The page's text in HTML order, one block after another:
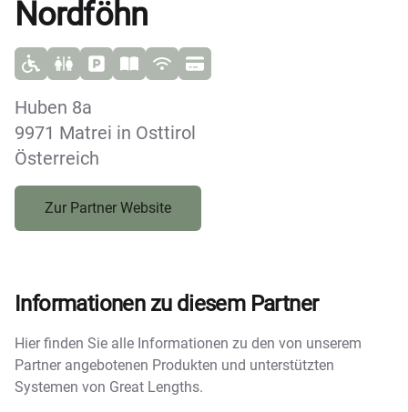
Nordföhn
Huben 8a
9971 Matrei in Osttirol
Österreich
Zur Partner Website
Informationen zu diesem Partner
Hier finden Sie alle Informationen zu den von unserem
Partner angebotenen Produkten und unterstützten
Systemen von Great Lengths.